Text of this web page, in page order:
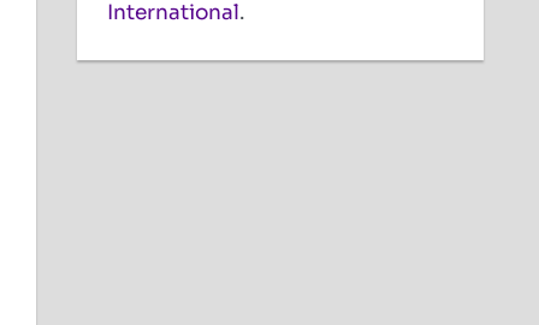
International.